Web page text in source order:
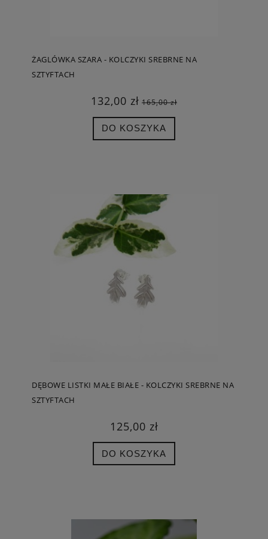
ŻAGLÓWKA SZARA - KOLCZYKI SREBRNE NA
SZTYFTACH
132,00 zł 165,00 zł
DO KOSZYKA
DĘBOWE LISTKI MAŁE BIAŁE - KOLCZYKI SREBRNE NA
SZTYFTACH
125,00 zł
DO KOSZYKA